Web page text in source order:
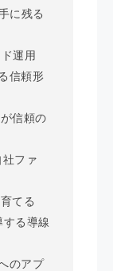
に残る
運用
信頼形
信頼の
ファ
てる
る導線
のアプ